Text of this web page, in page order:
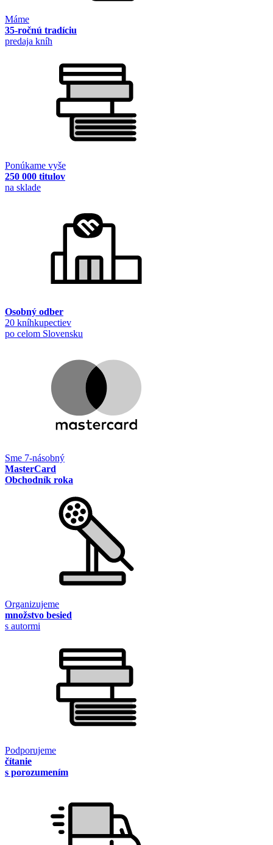
Máme
35-ročnú tradíciu
predaja kníh
Ponúkame vyše
250 000 titulov
na sklade
Osobný odber
20 kníhkupectiev
po celom Slovensku
Sme 7-násobný
MasterCard
Obchodník roka
Organizujeme
množstvo besied
s autormi
Podporujeme
čítanie
s porozumením